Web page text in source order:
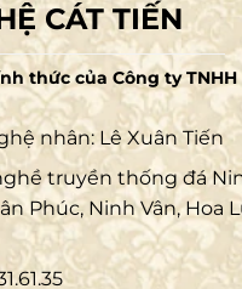
CÁT TIẾN
thức của Công ty
nhân: Lê Xuân Tiến
truyền thống đá
Phúc, Ninh Vân, Hoa